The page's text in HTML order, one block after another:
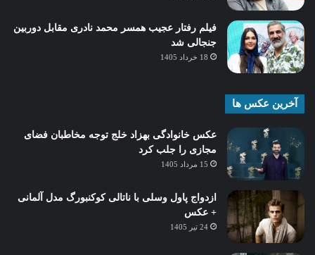
فیلم رفتار عجیب همسر محمد نادری مقابل دوربین
جنجالی شد
18 خرداد 1405
آخرین عکس ها
عکس خانوادگی بهزاد خلج توجه مخاطبان فضای
مجازی را جلب کرد
15 مرداد 1405
ازدواج پاول وسلی با ناتالی کوکنبورگ مدل آلمانی
+ عکس
24 تیر 1405